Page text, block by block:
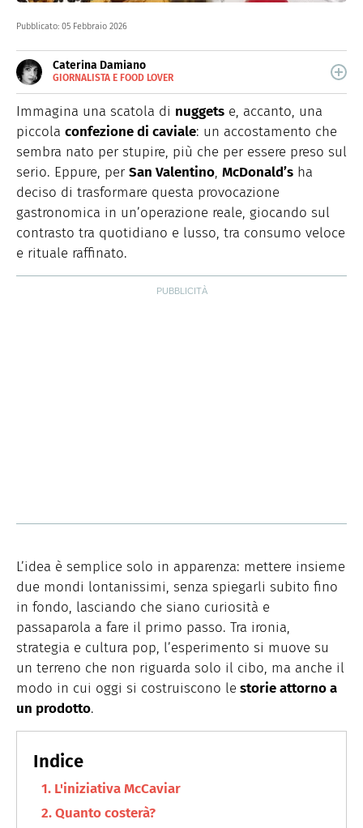
Pubblicato: 05 Febbraio 2026
Caterina Damiano
GIORNALISTA E FOOD LOVER
Cucina e scrive sin da quando ha memoria. Si divide tra
l'amore per a scrittura e le ricette del suo papà, che le
ha trasmesso l'amore per la cucina.
Immagina una scatola di nuggets e, accanto, una
piccola confezione di caviale: un accostamento che
sembra nato per stupire, più che per essere preso sul
serio. Eppure, per San Valentino, McDonald’s ha
deciso di trasformare questa provocazione
gastronomica in un’operazione reale, giocando sul
contrasto tra quotidiano e lusso, tra consumo veloce
e rituale raffinato.
L’idea è semplice solo in apparenza: mettere insieme
due mondi lontanissimi, senza spiegarli subito fino
in fondo, lasciando che siano curiosità e
passaparola a fare il primo passo. Tra ironia,
strategia e cultura pop, l’esperimento si muove su
un terreno che non riguarda solo il cibo, ma anche il
modo in cui oggi si costruiscono le storie attorno a
un prodotto.
L'iniziativa McCaviar
Quanto costerà?